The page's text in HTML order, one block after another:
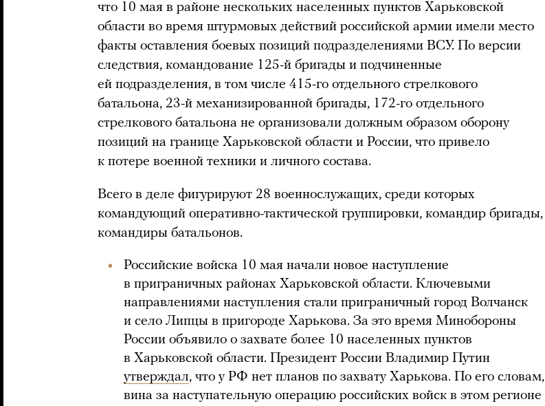
что 10 мая в районе нескольких населенных пунктов Харьковской
области во время штурмовых действий российской армии имели место
факты оставления боевых позиций подразделениями ВСУ. По версии
следствия, командование 125-й бригады и подчиненные
ей подразделения, в том числе 415-го отдельного стрелкового
батальона, 23-й механизированной бригады, 172-го отдельного
стрелкового батальона не организовали должным образом оборону
позиций на границе Харьковской области и России, что привело
к потере военной техники и личного состава.
Всего в деле фигурируют 28 военнослужащих, среди которых
командующий оперативно-тактической группировки, командир бригады,
командиры батальонов.
Российские войска 10 мая начали новое наступление
в приграничных районах Харьковской области. Ключевыми
направлениями наступления стали приграничный город Волчанск
и село Липцы в пригороде Харькова. За это время Минобороны
России объявило о захвате более 10 населенных пунктов
в Харьковской области. Президент России Владимир Путин
утверждал, что у РФ нет планов по захвату Харькова. По его словам,
вина за наступательную операцию российских войск в этом регионе